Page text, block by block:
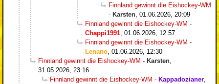
Finnland gewinnt die Eishockey-WM
- Karsten 01.06.2026, 20:09
Finnland gewinnt die Eishockey-WM -
Chappi1991 01.06.2026, 12:57
Finnland gewinnt die Eishockey-WM -
Lenano 01.06.2026, 12:30
Finnland gewinnt die Eishockey-WM - Karsten
31.05.2026, 23:16
Finnland gewinnt die Eishockey-WM - Kappadozianer